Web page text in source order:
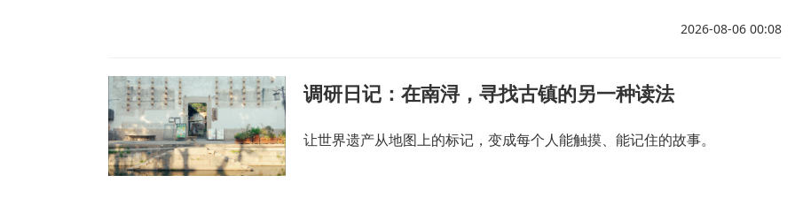
2026-08-06 00:08
调研日记：在南浔，寻找古镇的另一种读法
让世界遗产从地图上的标记，变成每个人能触摸、能记住的故事。